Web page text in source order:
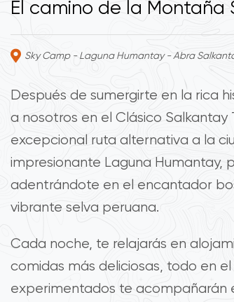
El camino de la Montaña
Sky Camp - Laguna Humantay - Abra
Después de sumergirte en la rica
a nosotros en el Clásico Salkantay
excepcional ruta alternativa a la
impresionante Laguna Humantay,
adentrándote en el encantador
vibrante selva peruana.
Cada noche, te relajarás en
comidas más deliciosas, todo en
experimentados te acompañarán